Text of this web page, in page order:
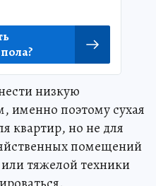
низкую
именно поэтому сухая
квартир, но не для
помещений
тяжелой техники